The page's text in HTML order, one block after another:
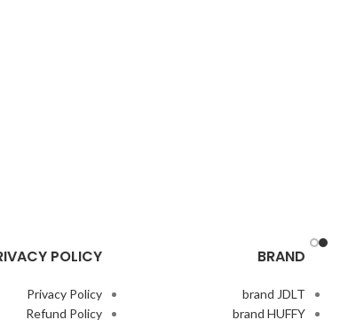
BRAND
brand JDLT
brand HUFFY
POLICY
Privacy Policy
Refund Policy